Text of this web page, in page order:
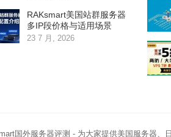
RAKsmart美国站群服务器
多IP段价格与适用场景
23 7 月, 2026
国外服务器评测 - 为大家提供美国服务器、